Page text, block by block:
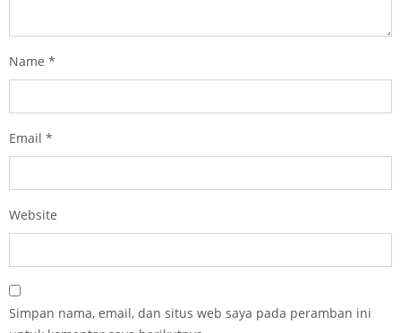
Name *
Email *
Website
Simpan nama, email, dan situs web saya pada peramban ini